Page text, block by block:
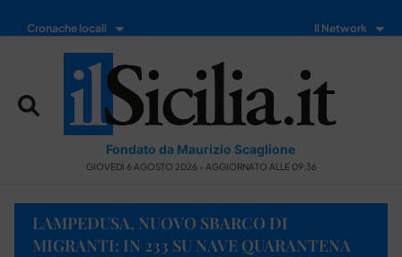
Cronache locali Il Network
Fondato da Maurizio Scaglione
GIOVEDÌ 6 AGOSTO 2026 - AGGIORNATO ALLE 09:36
LAMPEDUSA, NUOVO SBARCO DI
MIGRANTI: IN 233 SU NAVE QUARANTENA